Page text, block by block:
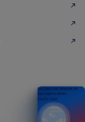
Seu guia dos direitos do
passageiro aéreo
EDIÇÃO 2026